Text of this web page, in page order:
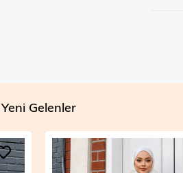
Yeni Gelenler